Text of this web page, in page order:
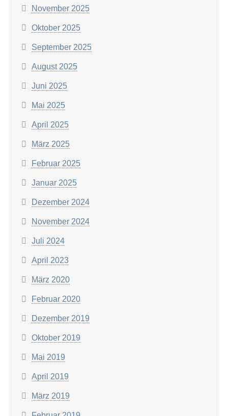
November 2025
Oktober 2025
September 2025
August 2025
Juni 2025
Mai 2025
April 2025
März 2025
Februar 2025
Januar 2025
Dezember 2024
November 2024
Juli 2024
April 2023
März 2020
Februar 2020
Dezember 2019
Oktober 2019
Mai 2019
April 2019
März 2019